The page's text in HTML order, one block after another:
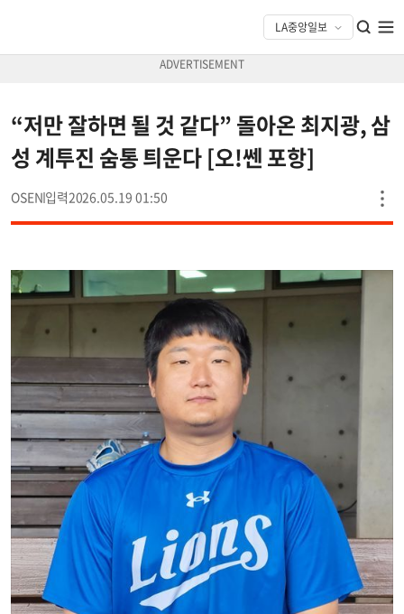
“저만 잘하면 될 것 같다” 돌아온 최지광, 삼
성 계투진 숨통 틔운다 [오!쎈 포항]
OSEN 2026.05.19 01:50